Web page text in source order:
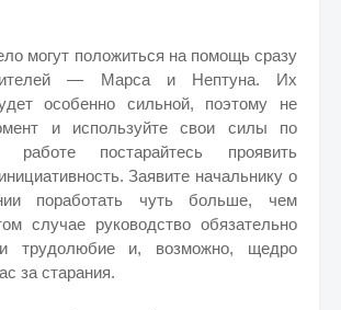
могут положиться на помощь сразу
— Марса и Нептуна. Их
особенно сильной, поэтому не
и используйте свои силы по
постарайтесь проявить
Заявите начальнику о
поработать чуть больше, чем
случае руководство обязательно
трудолюбие и, возможно, щедро
за старания.